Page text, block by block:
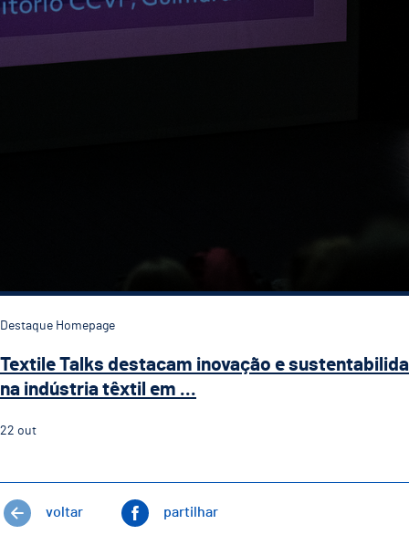
Destaque Homepage
Textile Talks destacam inovação e
na indústria têxtil em ...
22 out
voltar partilhar